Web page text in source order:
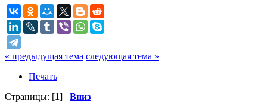
« предыдущая тема следующая тема »
Печать
Страницы: [1] Вниз